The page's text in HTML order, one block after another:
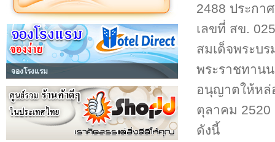
จองโรงแรม
2488 ประกา
เลขที่ สข.
สมเด็จพระบ
พระราชทาน
อนุญาตให้หล่
ตุลาคม 2520
ดังนี้